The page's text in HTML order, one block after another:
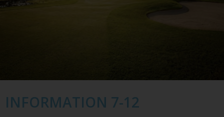
INFORMATION 7-12